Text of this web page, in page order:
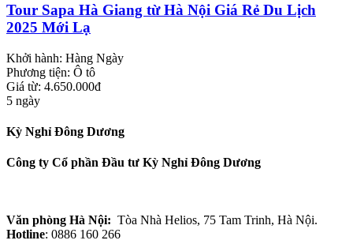
Tour Sapa Hà Giang từ Hà Nội Giá Rẻ Du Lịch
2025 Mới Lạ
Khởi hành: Hàng Ngày
Phương tiện: Ô tô
Giá từ: 4.650.000đ
5 ngày
Kỳ Nghỉ Đông Dương
Công ty Cổ phần Đầu tư Kỳ Nghỉ Đông Dương
Văn phòng Hà Nội: Tòa Nhà Helios, 75 Tam Trinh, Hà Nội.
Hotline: 0886 160 266